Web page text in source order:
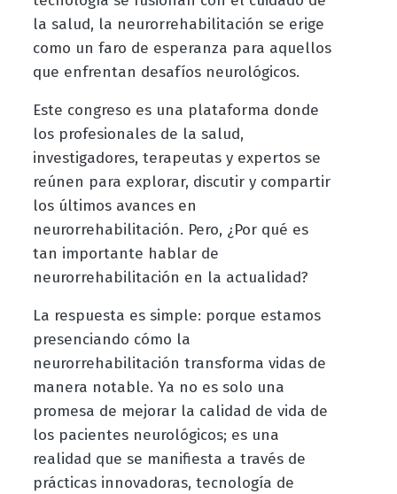
la salud, la neurorrehabilitación se erige
como un faro de esperanza para aquellos
que enfrentan desafíos neurológicos.
Este congreso es una plataforma donde
los profesionales de la salud,
investigadores, terapeutas y expertos se
reúnen para explorar, discutir y compartir
los últimos avances en
neurorrehabilitación. Pero, ¿Por qué es
tan importante hablar de
neurorrehabilitación en la actualidad?
La respuesta es simple: porque estamos
presenciando cómo la
neurorrehabilitación transforma vidas de
manera notable. Ya no es solo una
promesa de mejorar la calidad de vida de
los pacientes neurológicos; es una
realidad que se manifiesta a través de
prácticas innovadoras, tecnología de